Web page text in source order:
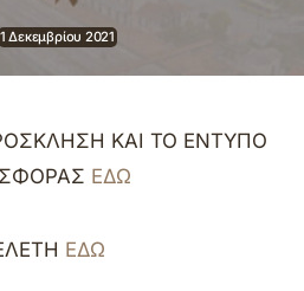
1 Δεκεμβρίου 2021
ΚΑΙ ΤΟ ΕΝΤΥΠΟ
ΕΔΩ
ΕΔΩ